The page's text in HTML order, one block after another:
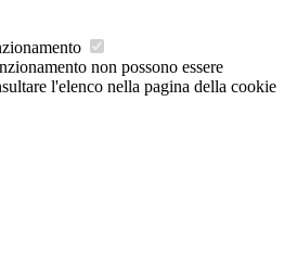
non possono essere
l'elenco nella pagina della cookie